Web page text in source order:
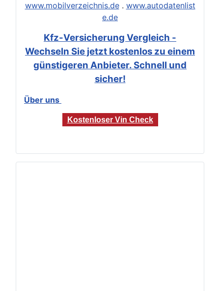
www.mobilverzeichnis.de. www.autodatenlist
e.de
Kfz-Versicherung Vergleich -
Wechseln Sie jetzt kostenlos zu einem
günstigeren Anbieter. Schnell und
sicher!
Über uns
Kostenloser Vin Check